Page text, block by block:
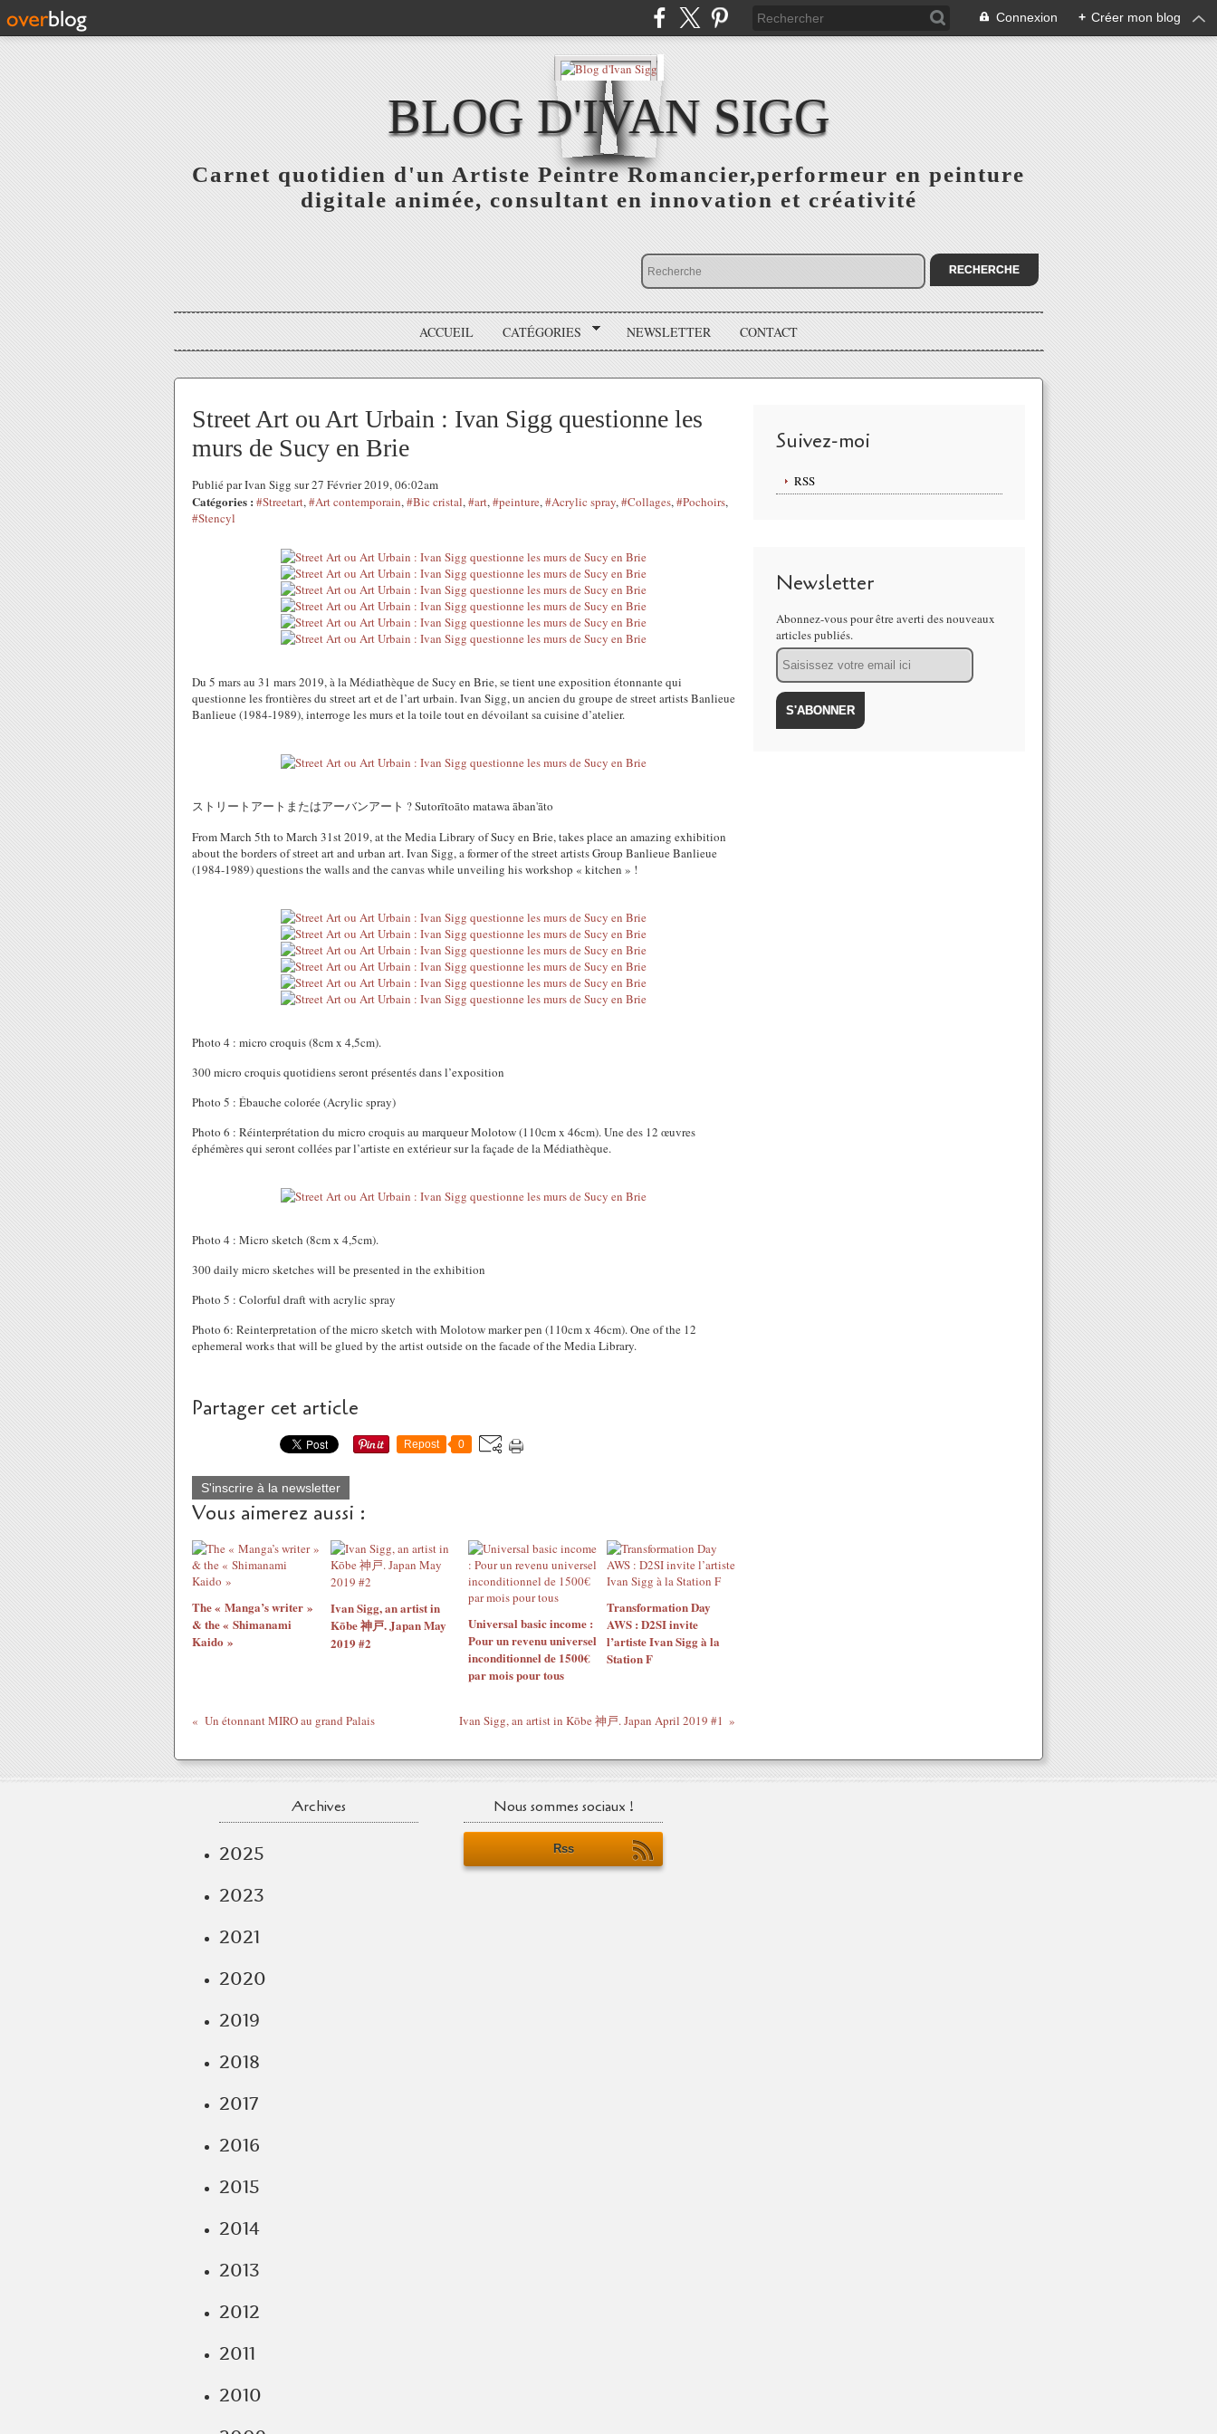
Connexion + Créer mon blog
BLOG D'IVAN SIGG
Carnet quotidien d'un Artiste Peintre Romancier,performeur en peinture
digitale animée, consultant en innovation et créativité
ACCUEIL CATÉGORIES NEWSLETTER CONTACT
Street Art ou Art Urbain : Ivan Sigg questionne les
murs de Sucy en Brie
Publié par Ivan Sigg sur 27 Février 2019, 06:02am
Catégories : #Streetart,#Art contemporain,#Bic cristal,#art,#peinture,#Acrylic spray,#Collages,#Pochoirs,
#Stencyl
Du 5 mars au 31 mars 2019, à la Médiathèque de Sucy en Brie, se tient une exposition étonnante qui
questionne les frontières du street art et de l’art urbain. Ivan Sigg, un ancien du groupe de street artists Banlieue
Banlieue (1984-1989), interroge les murs et la toile tout en dévoilant sa cuisine d’atelier.
ストリートアートまたはアーバンアート ? Sutorītoāto matawa āban'āto
From March 5th to March 31st 2019, at the Media Library of Sucy en Brie, takes place an amazing exhibition
about the borders of street art and urban art. Ivan Sigg, a former of the street artists Group Banlieue Banlieue
(1984-1989) questions the walls and the canvas while unveiling his workshop « kitchen » !
Photo 4 : micro croquis (8cm x 4,5cm).
300 micro croquis quotidiens seront présentés dans l’exposition
Photo 5 : Ébauche colorée (Acrylic spray)
Photo 6 : Réinterprétation du micro croquis au marqueur Molotow (110cm x 46cm). Une des 12 œuvres
éphémères qui seront collées par l’artiste en extérieur sur la façade de la Médiathèque.
Photo 4 : Micro sketch (8cm x 4,5cm).
300 daily micro sketches will be presented in the exhibition
Photo 5 : Colorful draft with acrylic spray
Photo 6: Reinterpretation of the micro sketch with Molotow marker pen (110cm x 46cm). One of the 12
ephemeral works that will be glued by the artist outside on the facade of the Media Library.
Partager cet article
Repost 0
S'inscrire à la newsletter
Vous aimerez aussi :
The « Manga’s writer »
& the « Shimanami
Kaido »
Ivan Sigg, an artist in
Kōbe 神戸. Japan May
2019 #2
Universal basic income :
Pour un revenu universel
inconditionnel de 1500€
par mois pour tous
Transformation Day
AWS : D2SI invite
l’artiste Ivan Sigg à la
Station F
Un étonnant MIRO au grand Palais Ivan Sigg, an artist in Kōbe 神戸. Japan April 2019 #1
Suivez-moi
RSS
Newsletter
Abonnez-vous pour être averti des nouveaux
articles publiés.
Email
Archives
2025
2023
2021
2020
2019
2018
2017
2016
2015
2014
2013
2012
2011
2010
Nous sommes sociaux !
Rss